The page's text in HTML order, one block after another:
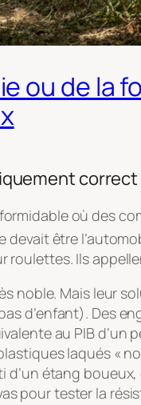
ou de la
où des
devait être
Ils
noble. Mais leur
d’enfant). Des
au PIB d’un
laqués «
étang
pour tester la